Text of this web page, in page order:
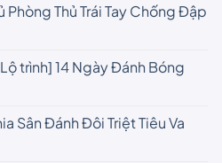
Phòng Thủ Trái Tay Chống Đập
trình] 14 Ngày Đánh Bóng
Sân Đánh Đôi Triệt Tiêu Va